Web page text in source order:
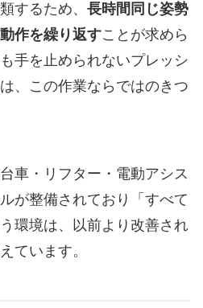
するため、 長時間同じ姿勢
作を繰り返すことが求めら
手を止められないプレッシ
、この作業ならではのきつ
車・リフター・電動アシス
が整備されており「すべて
環境は、以前より改善され
ています。